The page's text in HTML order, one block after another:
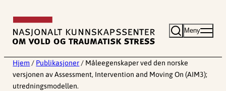
innhold
Meny
Hjem / Publikasjoner / Måleegenskaper ved den norske
versjonen av Assessment, Intervention and Moving On (AIM3);
utredningsmodellen.